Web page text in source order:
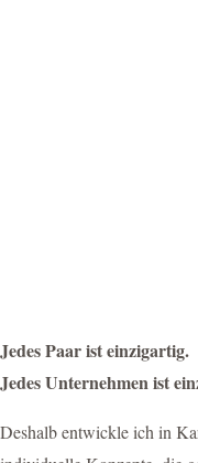
Jedes Paar ist einzigartig.
Jedes Unternehmen ist
Deshalb entwickle ich in